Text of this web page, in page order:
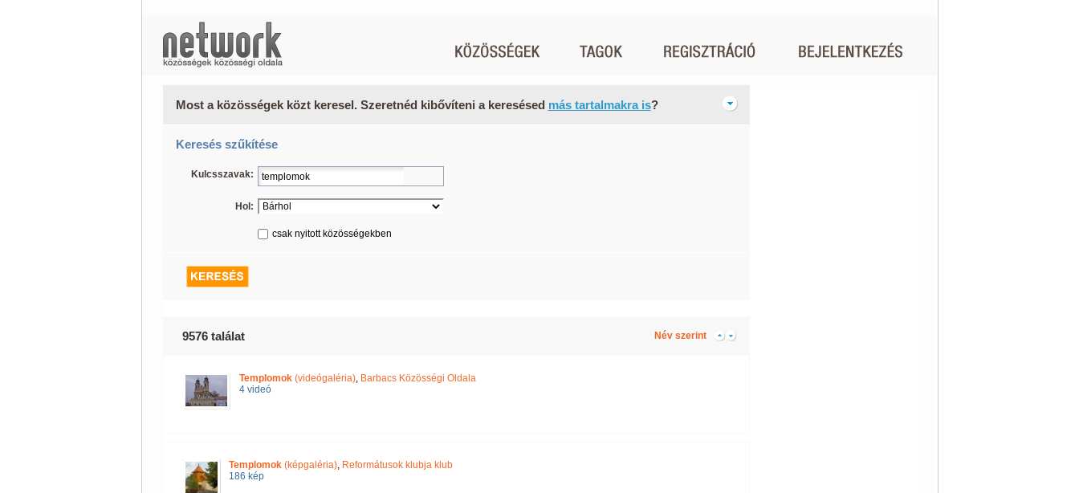
Most a közösségek közt keresel. Szeretnéd kibővíteni a keresésed más tartalmakra is?
Keresés szűkítése
Kulcsszavak:
Hol:
csak nyitott közösségekben
9576 találat Név szerint
Templomok(videógaléria), Barbacs Közösségi Oldala
4 videó
Templomok(képgaléria), Reformátusok klubja klub
186 kép